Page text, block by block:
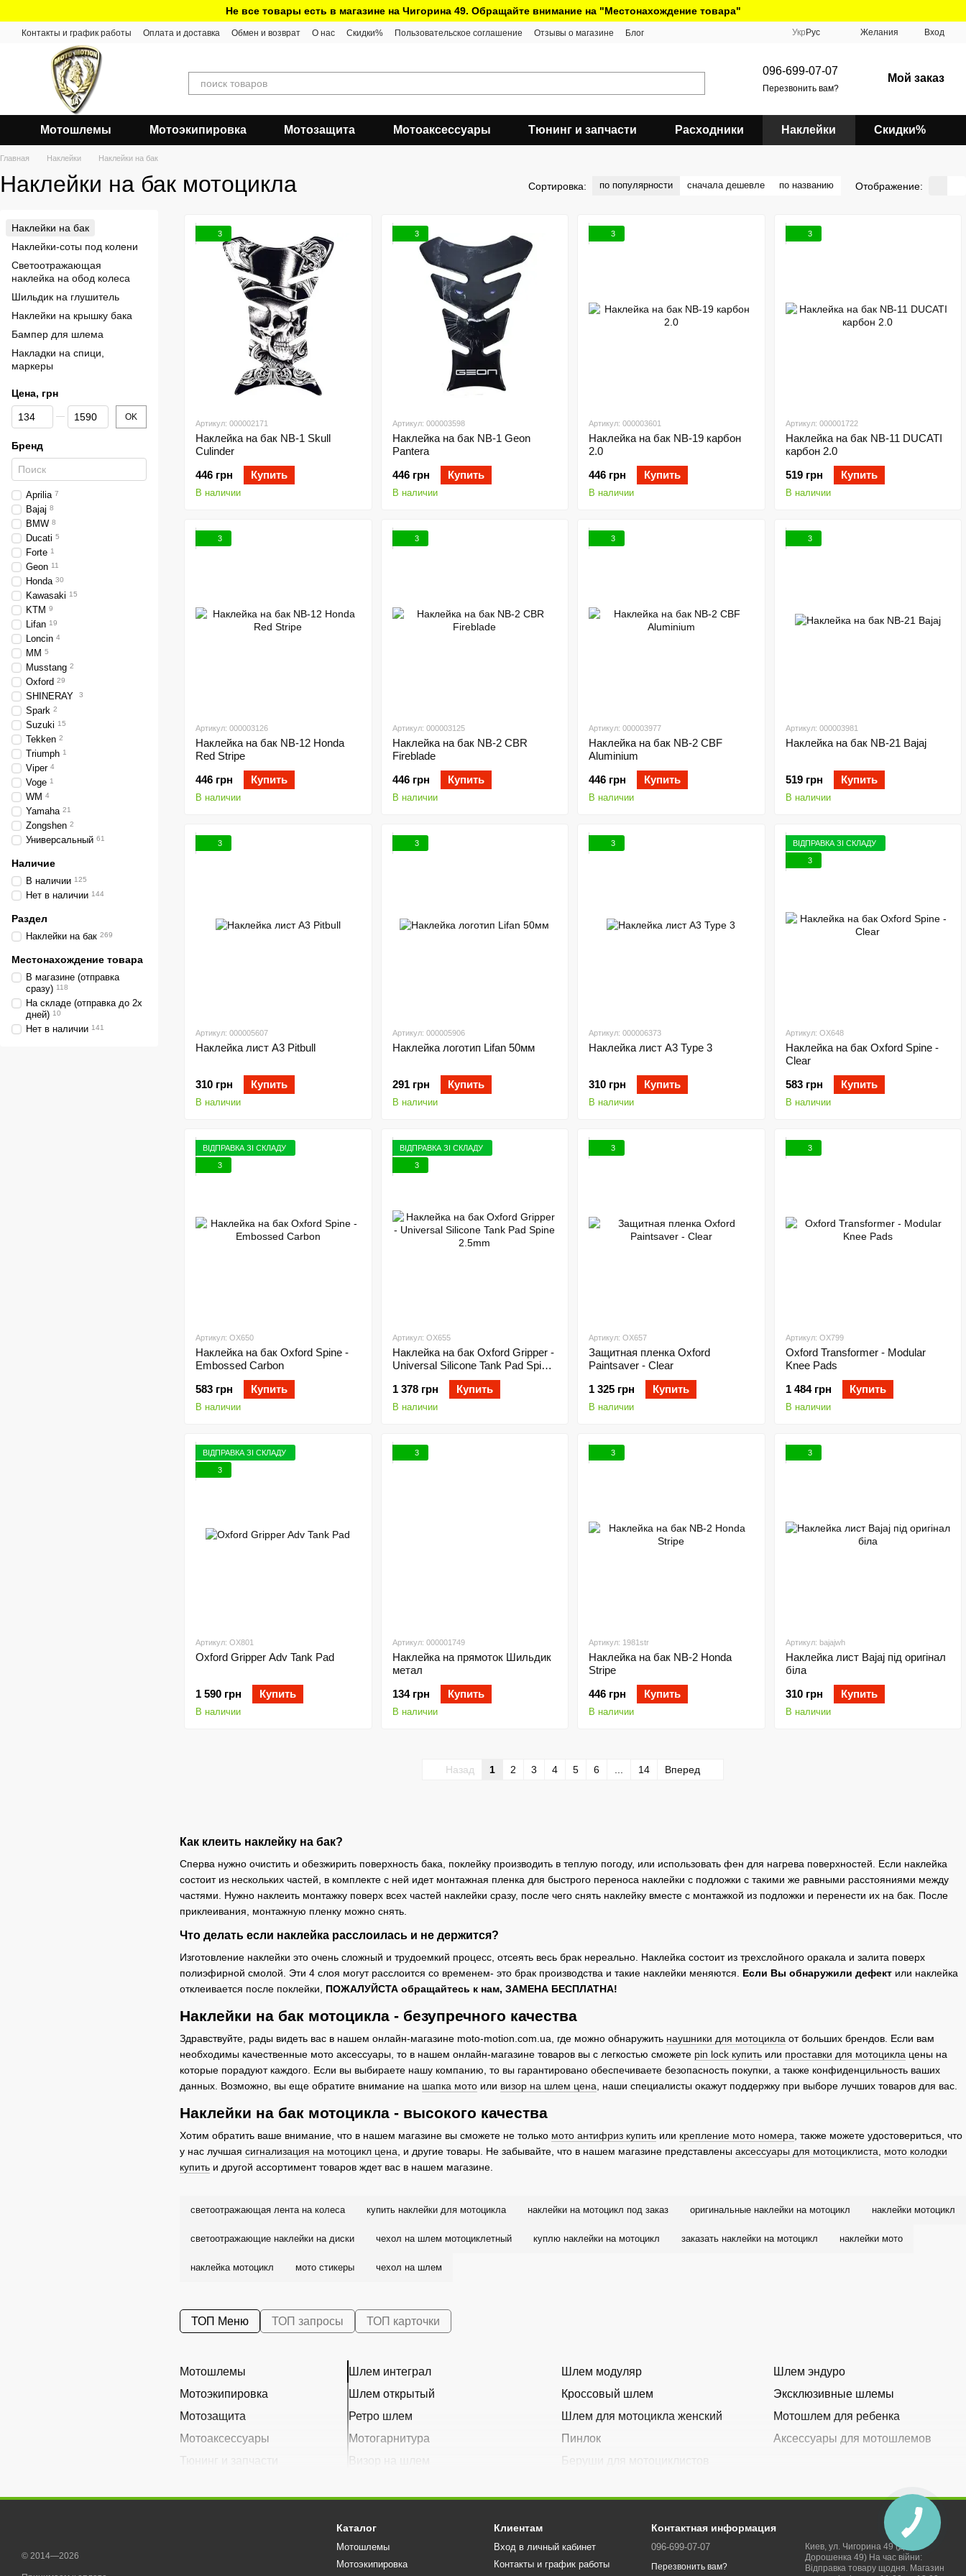
Не все товары есть в магазине на Чигорина 49. Обращайте внимание на "Местонахождение товара"
Контакты и график работы Оплата и доставка Обмен и возврат О нас Скидки% Пользовательское соглашение Отзывы о магазине Блог Укр Рус Желания Вход
096-699-07-07
Перезвонить вам?
Мой заказ
Мотошлемы Мотоэкипировка Мотозащита Мотоаксессуары Тюнинг и запчасти Расходники Наклейки Скидки%
Главная Наклейки Наклейки на бак
Наклейки на бак мотоцикла Сортировка: по популярности сначала дешевле по названию Отображение:
Как клеить наклейку на бак?
Сперва нужно очистить и обезжирить поверхность бака, поклейку производить в теплую погоду, или использовать фен для нагрева поверхностей. Если наклейка
состоит из нескольких частей, в комплекте с ней идет монтажная пленка для быстрого переноса наклейки с подложки с такими же равными расстояниями между
частями. Нужно наклеить монтажку поверх всех частей наклейки сразу, после чего снять наклейку вместе с монтажкой из подложки и перенести их на бак. После
приклеивания, монтажную пленку можно снять.
Что делать если наклейка расслоилась и не держится?
Изготовление наклейки это очень сложный и трудоемкий процесс, отсеять весь брак нереально. Наклейка состоит из трехслойного оракала и залита поверх
полиэфирной смолой. Эти 4 слоя могут расслоится со временем- это брак производства и такие наклейки меняются.
Если Вы обнаружили дефект или наклейка
отклеивается после поклейки, ПОЖАЛУЙСТА обращайтесь к нам, ЗАМЕНА БЕСПЛАТНА!
Наклейки на бак мотоцикла - безупречного качества
Здравствуйте, рады видеть вас в нашем онлайн-магазине moto-motion.com.ua, где можно обнаружить наушники для мотоцикла от больших брендов. Если вам
необходимы качественные мото аксессуары, то в нашем онлайн-магазине товаров вы с легкостью сможете pin lock купить или проставки для мотоцикла цены на
которые порадуют каждого. Если вы выбираете нашу компанию, то вы гарантировано обеспечиваете безопасность покупки, а также конфиденцильность ваших
данных. Возможно, вы еще обратите внимание на шапка мото или визор на шлем цена , наши специалисты окажут поддержку при выборе лучших товаров для вас.
Наклейки на бак мотоцикла - высокого качества
Хотим обратить ваше внимание, что в нашем магазине вы сможете не только мото антифриз купить или крепление мото номера , также можете удостовериться, что
у нас лучшая сигнализация на мотоцикл цена , и другие товары. Не забывайте, что в нашем магазине представлены аксессуары для мотоциклиста
мото колодки
купить и другой ассортимент товаров ждет вас в нашем магазине.
светоотражающая лента на колеса купить наклейки для мотоцикла наклейки на мотоцикл под заказ оригинальные наклейки на мотоцикл наклейки мотоцикл
светоотражающие наклейки на диски чехол на шлем мотоциклетный куплю наклейки на мотоцикл заказать наклейки на мотоцикл наклейки мото
наклейка мотоцикл мото стикеры чехол на шлем
ТОП Меню ТОП запросы ТОП карточки
Мотошлемы
Мотоэкипировка
Мотозащита
Мотоаксессуары
Тюнинг и запчасти
Шлем интеграл Шлем модуляр
Шлем эндуро
Шлем открытый
Кроссовый шлем
Эксклюзивные шлемы
Ретро шлем
Шлем для мотоцикла женский
Мотошлем для ребенка
Мотогарнитура
Пинлок
Аксессуары для мотошлемов
Визор на шлем
Беруши для мотоциклистов
3
Артикул: 000002171
Наклейка на бак NB-1 Skull
Culinder
446 грн
Купить
В наличии
3
Артикул: 000003598
Наклейка на бак NB-1 Geon
Pantera
446 грн
Купить
В наличии
3
Артикул: 000003601
Наклейка на бак NB-19 карбон
2.0
446 грн
Купить
В наличии
3
Артикул: 000001722
Наклейка на бак NB-11 DUCATI
карбон 2.0
519 грн
Купить
В наличии
3
Артикул: 000003126
Наклейка на бак NB-12 Honda
Red Stripe
446 грн
Купить
В наличии
3
Артикул: 000003125
Наклейка на бак NB-2 CBR
Fireblade
446 грн
Купить
В наличии
3
Артикул: 000003977
Наклейка на бак NB-2 CBF
Aluminium
446 грн
Купить
В наличии
3
Артикул: 000003981
Наклейка на бак NB-21 Bajaj
519 грн Купить
В наличии
3
Артикул: 000005607
Наклейка лист А3 Pitbull
310 грн Купить
В наличии
3
Артикул: 000005906
Наклейка логотип Lifan 50мм
291 грн Купить
В наличии
3
Артикул: 000006373
Наклейка лист А3 Type 3
310 грн Купить
В наличии
ВІДПРАВКА ЗІ СКЛАДУ
3
Артикул: OX648
Наклейка на бак Oxford Spine -
Clear
583 грн
Купить
В наличии
ВІДПРАВКА ЗІ СКЛАДУ
3
Артикул: OX650
Наклейка на бак Oxford Spine -
Embossed Carbon
583 грн
Купить
В наличии
ВІДПРАВКА ЗІ СКЛАДУ
3
Артикул: OX655
Наклейка на бак Oxford Gripper -
Universal Silicone Tank Pad Spine
1 378 грн
Купить
В наличии
3
Артикул: OX657
Защитная пленка Oxford
Paintsaver - Clear
1 325 грн
Купить
В наличии
3
Артикул: OX799
Oxford Transformer - Modular
Knee Pads
1 484 грн
Купить
В наличии
ВІДПРАВКА ЗІ СКЛАДУ
3
Артикул: OX801
Oxford Gripper Adv Tank Pad
1 590 грн Купить
В наличии
3
Артикул: 000001749
Наклейка на прямоток Шильдик
метал
134 грн
Купить
В наличии
3
Артикул: 1981str
Наклейка на бак NB-2 Honda
Stripe
446 грн
Купить
В наличии
3
Артикул: bajajwh
Наклейка лист Bajaj під оригінал
біла
310 грн
Купить
В наличии
Назад 1 2 3 4 5 6 14 Вперед
Наклейки на бак
Наклейки-соты под колени
Светоотражающая
наклейка на обод колеса
Шильдик на глушитель
Наклейки на крышку бака
Бампер для шлема
Накладки на спици,
маркеры
Цена, грн
От Цена, грн
До Цена, грн OK
Бренд
Aprilia 7
Bajaj 8
BMW 8
Ducati 5
Forte 1
Geon 11
Honda 30
Kawasaki 15
KTM 9
Lifan 19
Loncin 4
MM 5
Musstang 2
Oxford 29
SHINERAY 3
Spark 2
Suzuki 15
Tekken 2
Triumph 1
Viper 4
Voge 1
WM 4
Yamaha 21
Zongshen 2
Универсальный 61
Наличие
В наличии 125
Нет в наличии 144
Раздел
Наклейки на бак 269
Местонахождение товара
В магазине (отправка
сразу) 118
На складе (отправка до 2х
дней) 10
Нет в наличии 141
© 2014—2026
Каталог
Мотошлемы
Мотоэкипировка
Клиентам
Вход в личный кабинет
Контакты и график работы
Контактная информация
096-699-07-07
Перезвонить вам?
Киев, ул. Чигорина 49 (Д.
Дорошенка 49) На час війни:
Відправка товару щодня. Магазин